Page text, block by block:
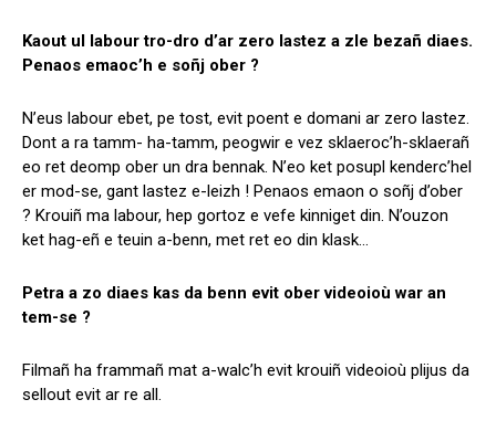
Kaout ul labour tro-dro d’ar zero lastez a zle bezañ diaes.
Penaos emaoc’h e soñj ober ?
N’eus labour ebet, pe tost, evit poent e domani ar zero lastez.
Dont a ra tamm- ha-tamm, peogwir e vez sklaeroc’h-sklaerañ
eo ret deomp ober un dra bennak. N’eo ket posupl kenderc’hel
er mod-se, gant lastez e-leizh ! Penaos emaon o soñj d’ober
? Krouiñ ma labour, hep gortoz e vefe kinniget din. N’ouzon
ket hag-eñ e teuin a-benn, met ret eo din klask…
Petra a zo diaes kas da benn evit ober videoioù war an
tem-se ?
Filmañ ha frammañ mat a-walc’h evit krouiñ videoioù plijus da
sellout evit ar re all.